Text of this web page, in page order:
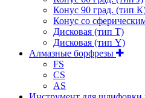
Конус 90 град. (тип
Конус со
Дисковая (тип Т)
Дисковая (тип Y)
Алмазные борфрезы
FS
CS
AS